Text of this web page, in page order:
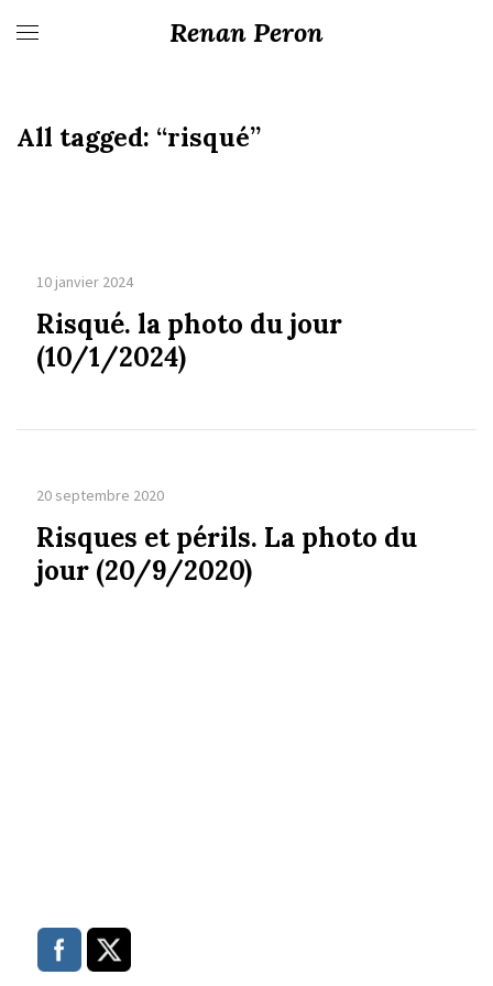
Renan Peron
All tagged: “risqué”
10 janvier 2024
Risqué. la photo du jour
(10/1/2024)
20 septembre 2020
Risques et périls. La photo du
jour (20/9/2020)